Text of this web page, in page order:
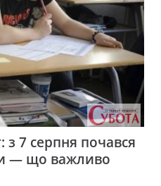
з 7 серпня почався
— що важливо